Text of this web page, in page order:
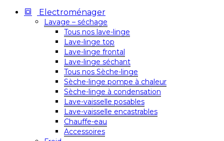
Electroménager
Lavage – séchage
Tous nos lave-linge
Lave-linge top
Lave-linge frontal
Lave-linge séchant
Tous nos Sèche-linge
Sèche-linge pompe à chaleur
Sèche-linge à condensation
Lave-vaisselle posables
Lave-vaisselle encastrables
Chauffe-eau
Accessoires